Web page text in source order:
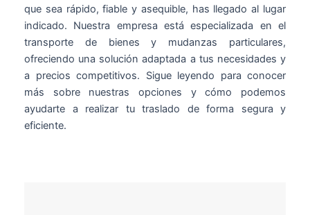
que sea rápido, fiable y asequible, has llegado al lugar
indicado. Nuestra empresa está especializada en el
transporte de bienes y mudanzas particulares,
ofreciendo una solución adaptada a tus necesidades y
a precios competitivos. Sigue leyendo para conocer
más sobre nuestras opciones y cómo podemos
ayudarte a realizar tu traslado de forma segura y
eficiente.